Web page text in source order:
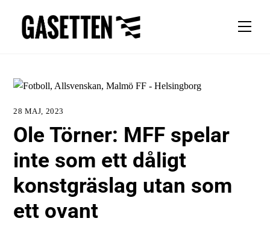
content
28 MAJ, 2023
Ole Törner: MFF spelar
inte som ett dåligt
konstgräslag utan som
ett ovant